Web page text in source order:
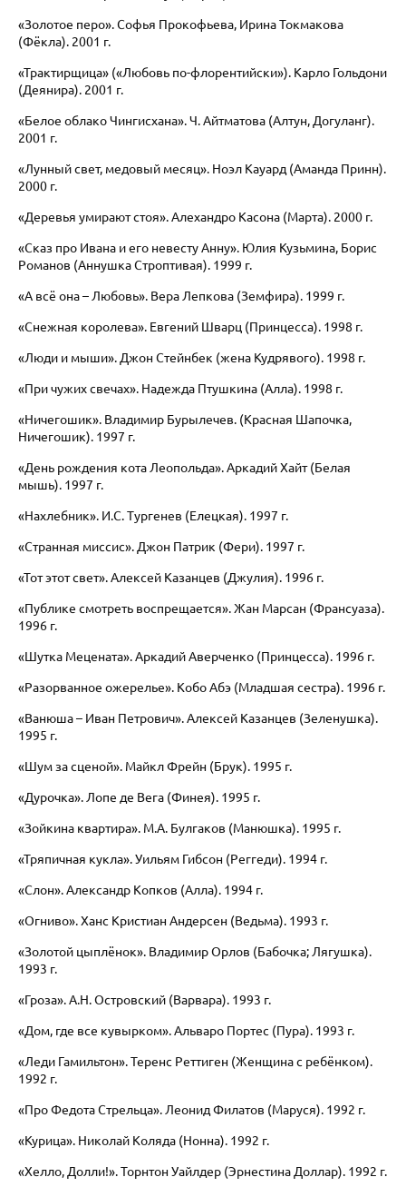
«Золотое перо». Софья Прокофьева, Ирина Токмакова
(Фёкла). 2001 г.
«Трактирщица» («Любовь по-флорентийски»). Карло Гольдони
(Деянира). 2001 г.
«Белое облако Чингисхана». Ч. Айтматова (Алтун, Догуланг).
2001 г.
«Лунный свет, медовый месяц». Ноэл Кауард (Аманда Принн).
2000 г.
«Деревья умирают стоя». Алехандро Касона (Марта). 2000 г.
«Сказ про Ивана и его невесту Анну». Юлия Кузьмина, Борис
Романов (Аннушка Строптивая). 1999 г.
«А всё она – Любовь». Вера Лепкова (Земфира). 1999 г.
«Снежная королева». Евгений Шварц (Принцесса). 1998 г.
«Люди и мыши». Джон Стейнбек (жена Кудрявого). 1998 г.
«При чужих свечах». Надежда Птушкина (Алла). 1998 г.
«Ничегошик». Владимир Бурылечев. (Красная Шапочка,
Ничегошик). 1997 г.
«День рождения кота Леопольда». Аркадий Хайт (Белая
мышь). 1997 г.
«Нахлебник». И.С. Тургенев (Елецкая). 1997 г.
«Странная миссис». Джон Патрик (Фери). 1997 г.
«Тот этот свет». Алексей Казанцев (Джулия). 1996 г.
«Публике смотреть воспрещается». Жан Марсан (Франсуаза).
1996 г.
«Шутка Мецената». Аркадий Аверченко (Принцесса). 1996 г.
«Разорванное ожерелье». Кобо Абэ (Младшая сестра). 1996 г.
«Ванюша – Иван Петрович». Алексей Казанцев (Зеленушка).
1995 г.
«Шум за сценой». Майкл Фрейн (Брук). 1995 г.
«Дурочка». Лопе де Вега (Финея). 1995 г.
«Зойкина квартира». М.А. Булгаков (Манюшка). 1995 г.
«Тряпичная кукла». Уильям Гибсон (Реггеди). 1994 г.
«Слон». Александр Копков (Алла). 1994 г.
«Огниво». Ханс Кристиан Андерсен (Ведьма). 1993 г.
«Золотой цыплёнок». Владимир Орлов (Бабочка; Лягушка).
1993 г.
«Гроза». А.Н. Островский (Варвара). 1993 г.
«Дом, где все кувырком». Альваро Портес (Пура). 1993 г.
«Леди Гамильтон». Теренс Реттиген (Женщина с ребёнком).
1992 г.
«Про Федота Стрельца». Леонид Филатов (Маруся). 1992 г.
«Курица». Николай Коляда (Нонна). 1992 г.
«Хелло, Долли!».Торнтон Уайлдер (Эрнестина Доллар). 1992 г.